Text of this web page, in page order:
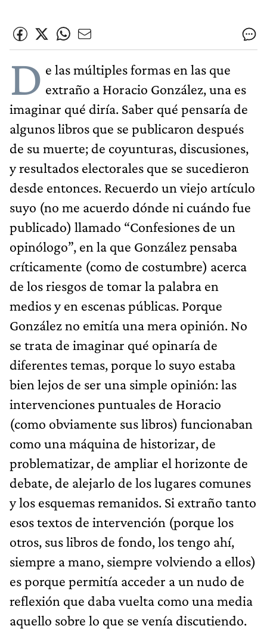
D e las múltiples formas en las que
extraño a Horacio González, una es
imaginar qué diría. Saber qué pensaría de
algunos libros que se publicaron después
de su muerte; de coyunturas, discusiones,
y resultados electorales que se sucedieron
desde entonces. Recuerdo un viejo artículo
suyo (no me acuerdo dónde ni cuándo fue
publicado) llamado “Confesiones de un
opinólogo”, en la que González pensaba
críticamente (como de costumbre) acerca
de los riesgos de tomar la palabra en
medios y en escenas públicas. Porque
González no emitía una mera opinión. No
se trata de imaginar qué opinaría de
diferentes temas, porque lo suyo estaba
bien lejos de ser una simple opinión: las
intervenciones puntuales de Horacio
(como obviamente sus libros) funcionaban
como una máquina de historizar, de
problematizar, de ampliar el horizonte de
debate, de alejarlo de los lugares comunes
y los esquemas remanidos. Si extraño tanto
esos textos de intervención (porque los
otros, sus libros de fondo, los tengo ahí,
siempre a mano, siempre volviendo a ellos)
es porque permitía acceder a un nudo de
reflexión que daba vuelta como una media
aquello sobre lo que se venía discutiendo.